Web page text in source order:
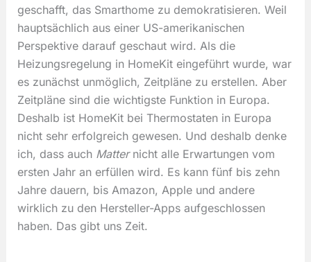
geschafft, das Smarthome zu demokratisieren. Weil
hauptsächlich aus einer US-amerikanischen
Perspektive darauf geschaut wird. Als die
Heizungsregelung in HomeKit eingeführt wurde, war
es zunächst unmöglich, Zeitpläne zu erstellen. Aber
Zeitpläne sind die wichtigste Funktion in Europa.
Deshalb ist HomeKit bei Thermostaten in Europa
nicht sehr erfolgreich gewesen. Und deshalb denke
ich, dass auch Matternicht alle Erwartungen vom
ersten Jahr an erfüllen wird. Es kann fünf bis zehn
Jahre dauern, bis Amazon, Apple und andere
wirklich zu den Hersteller-Apps aufgeschlossen
haben. Das gibt uns Zeit.